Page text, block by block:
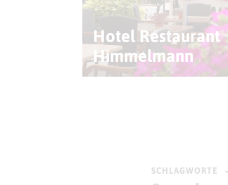
Hotel Restaurant
Himmelmann
SCHLAGWORTE